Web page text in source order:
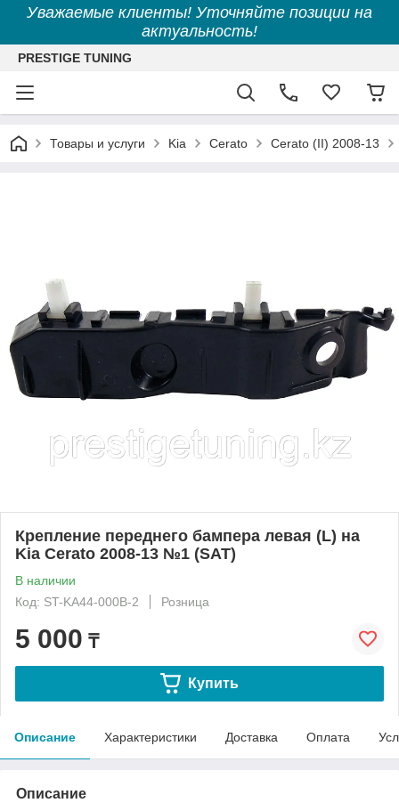
Уважаемые клиенты! Уточняйте позиции на
актуальность!
PRESTIGE TUNING
Товары и услуги Kia Cerato Cerato (II) 2008-13
Крепление переднего бампера левая (L) на
Kia Cerato 2008-13 №1 (SAT)
В наличии
Код: ST-KA44-000B-2
Розница
5 000 ₸
Купить
Описание Характеристики Доставка Оплата
Описание